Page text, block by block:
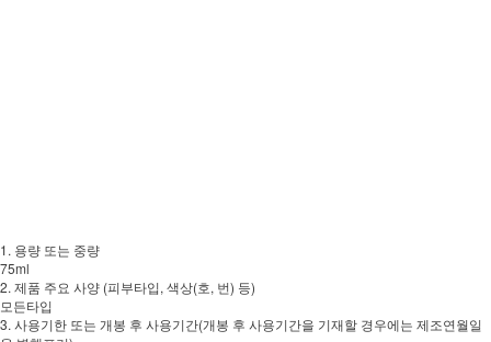
1. 용량 또는 중량
75ml
2. 제품 주요 사양 (피부타입, 색상(호, 번) 등)
모든타입
3. 사용기한 또는 개봉 후 사용기간(개봉 후 사용기간을 기재할 경우에는 제조연월일